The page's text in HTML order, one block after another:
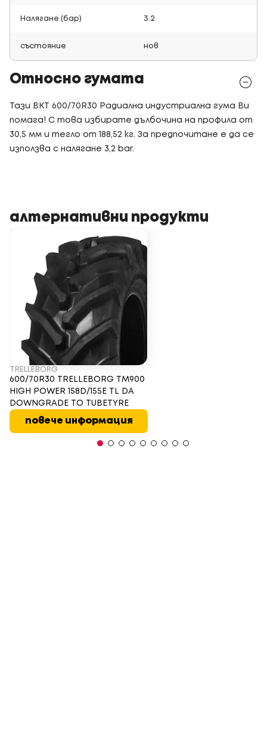
Налягане (бар) 3.2
състояние нов
Относно гумата
Тази BKT 600/70R30 Радиална индустриална гума Ви
помага! С това избирате дълбочина на профила от
30,5 мм и тегло от 188,52 кг. За предпочитане е да се
използва с налягане 3,2 bar.
алтернативни продукти
TRELLEBORG
600/70R30 TRELLEBORG TM900
HIGH POWER 158D/155E TL DA
DOWNGRADE TO TUBETYRE
повече информация